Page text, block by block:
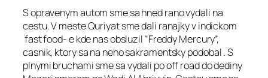
S opravenym autom sme sa hned rano vydali na
cestu. V meste Quriyat sme dali ranajky v indickom
fast food- e kde nas obsluzil “Freddy Mercury”,
casnik, ktory sa na neho sakramentsky podobal . S
plnymi bruchami sme sa vydali po off road do dediny